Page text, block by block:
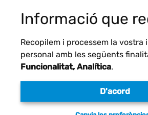
Avís legal
Informació que
Recopilem i processem la vostra
personal amb les següents
Funcionalitat, Analítica.
D'acord